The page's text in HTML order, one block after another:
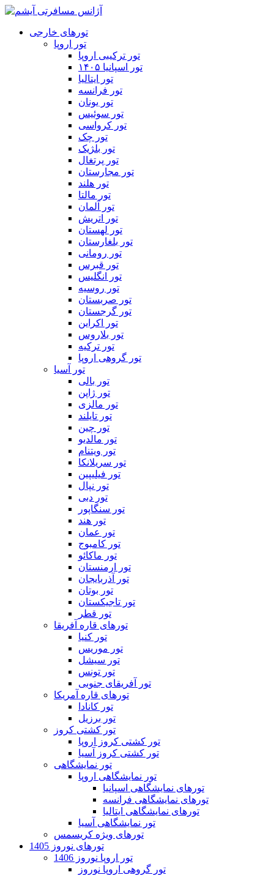
تورهای خارجی
تور اروپا
تور ترکیبی اروپا
تور اسپانیا ۱۴۰۵
تور ایتالیا
تور فرانسه
تور یونان
تور سوئیس
تور کرواسی
تور چک
تور بلژیک
تور پرتغال
تور مجارستان
تور هلند
تور مالتا
تور آلمان
تور اتریش
تور لهستان
تور بلغارستان
تور رومانی
تور قبرس
تور انگلیس
تور روسیه
تور صربستان
تور گرجستان
تور اکراین
تور بلاروس
تور ترکیه
تور گروهی اروپا
تور آسیا
تور بالی
تور ژاپن
تور مالزی
تور تایلند
تور چین
تور مالدیو
تور ویتنام
تور سریلانکا
تور فیلیپین
تور نپال
تور دبی
تور سنگاپور
تور هند
تور عمان
تور کامبوج
تور ماکائو
تور ارمنستان
تور آذربایجان
تور بوتان
تور تاجیکستان
تور قطر
تورهای قاره آفریقا
تور کنیا
تور موریس
تور سیشل
تور تونس
تور آفریقای جنوبی
تورهای قاره آمریکا
تور کانادا
تور برزیل
تور کشتی کروز
تور کشتی کروز اروپا
تور کشتی کروز آسیا
تور نمایشگاهی
تور نمایشگاهی اروپا
تورهای نمایشگاهی اسپانیا
تورهای نمایشگاهی فرانسه
تورهای نمایشگاهی ایتالیا
تور نمایشگاهی آسیا
تورهای ویژه کریسمس
تورهای نوروز 1405
تور اروپا نوروز 1406
تور گروهی اروپا نوروز